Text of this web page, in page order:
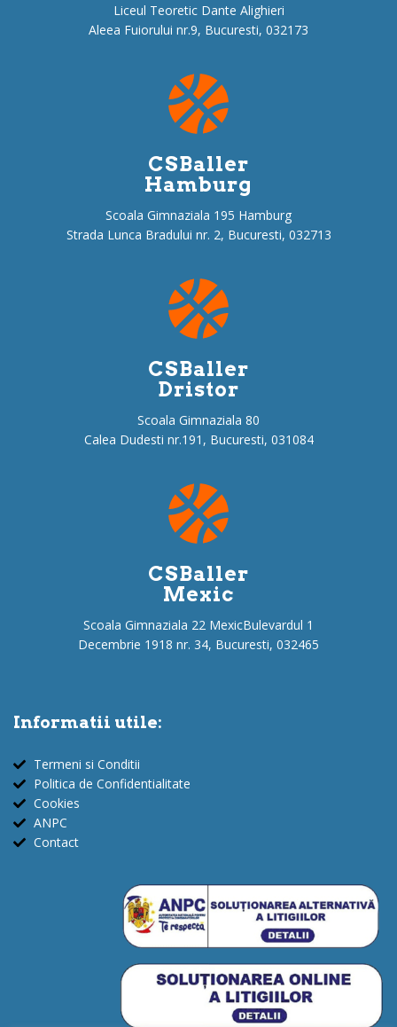
Liceul Teoretic Dante Alighieri
Aleea Fuiorului nr.9, Bucuresti, 032173
CSBaller
Hamburg
Scoala Gimnaziala 195 Hamburg
Strada Lunca Bradului nr. 2, Bucuresti, 032713
CSBaller
Dristor
Scoala Gimnaziala 80
Calea Dudesti nr.191, Bucuresti, 031084
CSBaller
Mexic
Scoala Gimnaziala 22 MexicBulevardul 1
Decembrie 1918 nr. 34, Bucuresti, 032465
Informatii utile:
Termeni si Conditii
Politica de Confidentialitate
Cookies
ANPC
Contact